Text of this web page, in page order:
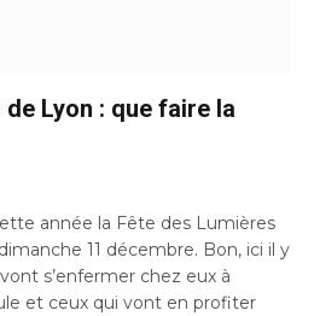
Lyon : que faire la
année la Fête des Lumières
11 décembre. Bon, ici il y
s’enfermer chez eux à
et ceux qui vont en profiter